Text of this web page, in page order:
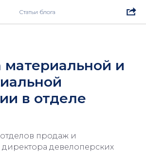
Статьи блога
материальной и
в отделе
продаж и
девелоперских